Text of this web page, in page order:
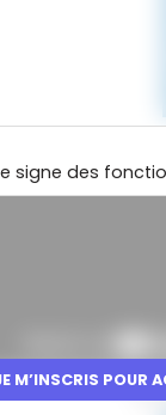
signe des
M’INSCRIS POUR